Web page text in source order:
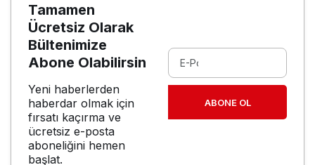
Tamamen
Ücretsiz Olarak
Bültenimize
Abone Olabilirsin
Yeni haberlerden
haberdar olmak için
fırsatı kaçırma ve
ücretsiz e-posta
aboneliğini hemen
başlat.
ABONE OL